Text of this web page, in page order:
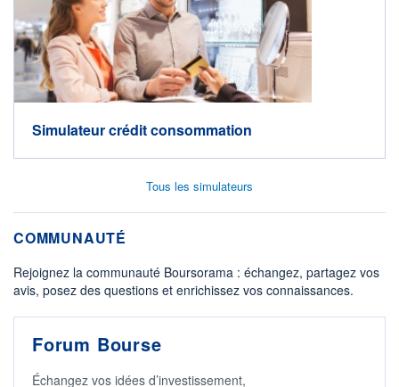
Simulateur crédit consommation
Tous les simulateurs
COMMUNAUTÉ
Rejoignez la communauté Boursorama : échangez, partagez vos
avis, posez des questions et enrichissez vos connaissances.
Forum Bourse
Échangez vos idées d’investissement,